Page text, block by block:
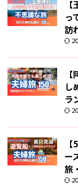
っ
訪
し
ラ
ー
旅